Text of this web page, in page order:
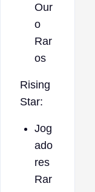
Our
o
Rar
os
Rising
Star:
Jog
ado
res
Rar